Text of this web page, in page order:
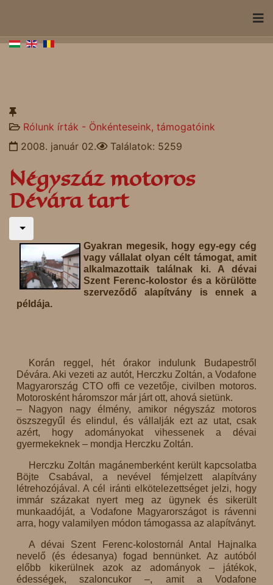
Rólunk írták - Önkénteseink, támogatóink
2008. január 02.
Találatok: 5259
Négyszáz motoros
Dévára tart
Gyakran megesik, hogy egy-egy cég
vagy vállalat olyan célt támogat, amit
alkalmazottaik találnak ki. A dévai
Szent Ferenc-kolostor és a körülötte
szerveződő alapítvány is ennek a
példája.
Korán reggel, hét órakor indulunk Budapestről
Dévára. Aki vezeti az autót, Herczku Zoltán, a Vodafone
Magyarország CTO offi ce vezetője, civilben motoros.
Motorosként háromszor már járt ott, ahová sietünk.
– Nagyon nagy élmény, amikor négyszáz motoros
öszszegyűl és elindul, és vállalják ezt az utat, csak
azért, hogy adományokat vihessenek a dévai
gyermekeknek – mondja Herczku Zoltán.
Herczku Zoltán magánemberként került kapcsolatba
Böjte Csabával, a nevével fémjelzett alapítvány
létrehozójával. A cél iránti elkötelezettséget jelzi, hogy
immár százakat nyert meg az ügynek és sikerült
munkaadóját, a Vodafone Magyarországot is rávenni
arra, hogy valamilyen módon támogassa az alapítványt.
A dévai Szent Ferenc-kolostornál Antal Hajnalka
nevelő (és édesanya) fogad bennünket. Az autóból
előbb kikerülnek azok az adományok – játékok,
édességek, szaloncukor –, amit a Vodafone